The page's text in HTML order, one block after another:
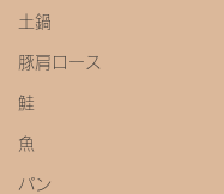
土鍋
豚肩ロース
鮭
魚
パン